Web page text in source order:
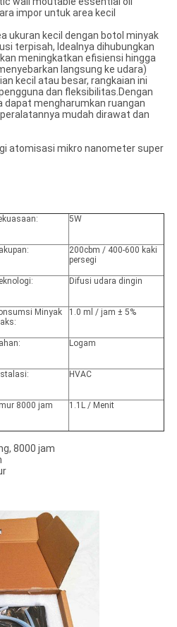
impor untuk area kecil
ukuran kecil dengan botol minyak
terpisah, Idealnya dihubungkan
meningkatkan efisiensi hingga
langsung ke udara)
kecil atau besar, rangkaian ini
dan fleksibilitas.Dengan
dapat mengharumkan ruangan
mudah dirawat dan
atomisasi mikro nanometer super
5W
200cbm / 400-600 kaki
persegi
Difusi udara dingin
Minyak
1.0 ml / jam ± 5%
Logam
HVAC
8000 jam 1.1L / Menit
8000 jam